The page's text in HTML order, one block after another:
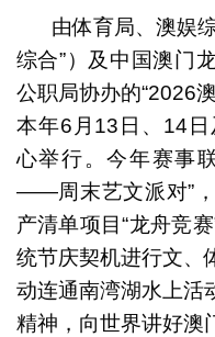
由体育局、澳娱
综合”）及中国澳门
公职局协办的“2026
本年6月13日、14
心举行。今年赛事
——周末艺文派对”
产清单项目“龙舟竞
统节庆契机进行文、
动连通南湾湖水上活
精神，向世界讲好澳